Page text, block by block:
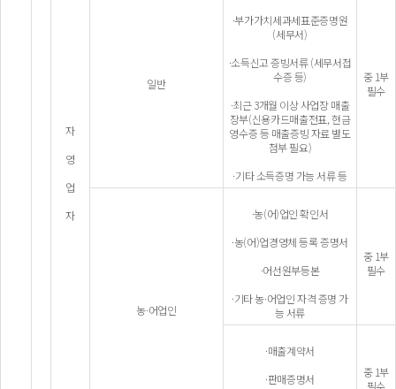
자
영
업
자
일반
·부가가치세과세표준증명원
(세무서)
·소득신고 증빙서류 (세무서접
수증 등)
·최근 3개월 이상 사업장 매출
장부(신용카드매출전표, 현금
영수증 등 매출증빙 자료 별도
첨부 필요)
·기타 소득증명 가능 서류 등
중 1부
필수
농·어업인
·농(어)업인 확인서
·농(어)업경영체 등록 증명서
·어선원부등본
·기타 농·어업인 자격 증명 가
능 서류
중 1부
필수
·매출계약서
·판매증명서
중 1부
필수